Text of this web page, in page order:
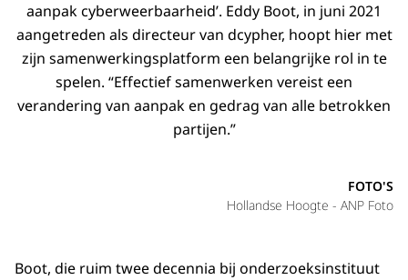
aanpak cyberweerbaarheid’. Eddy Boot, in juni 2021
aangetreden als directeur van dcypher, hoopt hier met
zijn samenwerkingsplatform een belangrijke rol in te
spelen. “Effectief samenwerken vereist een
verandering van aanpak en gedrag van alle betrokken
partijen.”
FOTO'S
Hollandse Hoogte - ANP Foto
Boot, die ruim twee decennia bij onderzoeksinstituut